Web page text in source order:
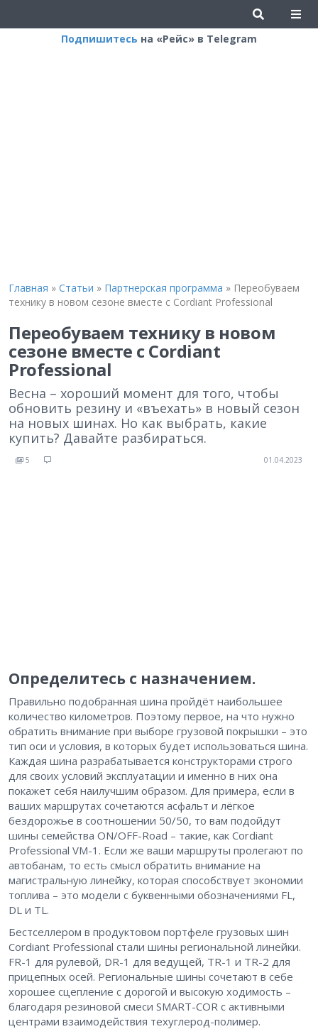
Подпишитесь на «Рейс» в Telegram
Главная » Статьи » Партнерская программа » Переобуваем
технику в новом сезоне вместе с Cordiant Professional
Переобуваем технику в новом
сезоне вместе с Cordiant
Professional
Весна – хороший момент для того, чтобы
обновить резину и «въехать» в новый сезон
на новых шинах. Но как выбрать, какие
купить? Давайте разбираться.
5 01.04.2023
Определитесь с назначением.
Правильно подобранная шина пройдёт наибольшее
количество километров. Поэтому первое, на что нужно
обратить внимание при выборе грузовой покрышки – это
тип оси и условия, в которых будет использоваться шина.
Каждая шина разрабатывается конструкторами строго
для своих условий эксплуатации и именно в них она
покажет себя наилучшим образом. Для примера, если в
ваших маршрутах сочетаются асфальт и лёгкое
бездорожье в соотношении 50/50, то вам подойдут
шины семейства ON/OFF-Road – такие, как Cordiant
Professional VM-1. Если же ваши маршруты пролегают по
автобанам, то есть смысл обратить внимание на
магистральную линейку, которая способствует экономии
топлива – это модели с буквенными обозначениями FL,
DL и TL.
Бестселлером в продуктовом портфеле грузовых шин
Cordiant Professional стали шины региональной линейки.
FR-1 для рулевой, DR-1 для ведущей, TR-1 и TR-2 для
прицепных осей. Региональные шины сочетают в себе
хорошее сцепление с дорогой и высокую ходимость –
благодаря резиновой смеси SMART-COR с активными
центрами взаимодействия техуглерод-полимер.